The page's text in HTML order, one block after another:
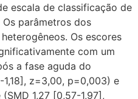
escala de classificação de
parâmetros dos
Os escores
com um
a fase aguda do
z=3,00, p=0,003) e
1,27 [0,57-1,97],